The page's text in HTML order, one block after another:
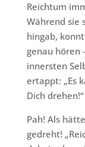
Reichtum
Während sie
hingab,
genau hören
innersten
ertappt: „Es
Dich drehen!“
Pah! Als
gedreht!